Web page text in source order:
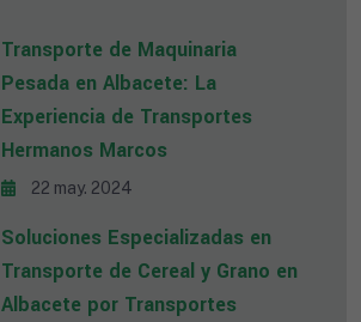
Transporte de Maquinaria
Pesada en Albacete: La
Experiencia de Transportes
Hermanos Marcos
22 may. 2024
Soluciones Especializadas en
Transporte de Cereal y Grano en
Albacete por Transportes